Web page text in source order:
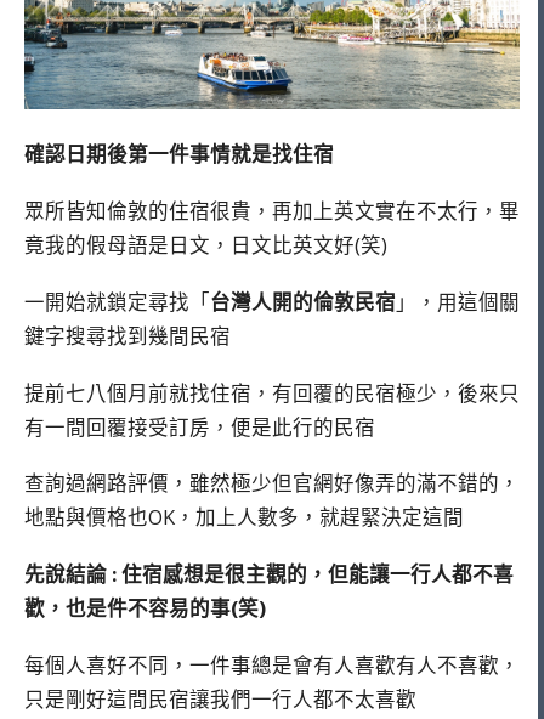
確認日期後第一件事情就是找住宿
眾所皆知倫敦的住宿很貴，再加上英文實在不太行，畢
竟我的假母語是日文，日文比英文好(笑)
一開始就鎖定尋找「台灣人開的倫敦民宿 」，用這個關
鍵字搜尋找到幾間民宿
提前七八個月前就找住宿，有回覆的民宿極少，後來只
有一間回覆接受訂房，便是此行的民宿
查詢過網路評價，雖然極少但官網好像弄的滿不錯的，
地點與價格也OK，加上人數多，就趕緊決定這間
先說結論 : 住宿感想是很主觀的，但能讓一行人都不喜
歡，也是件不容易的事(笑)
每個人喜好不同，一件事總是會有人喜歡有人不喜歡，
只是剛好這間民宿讓我們一行人都不太喜歡